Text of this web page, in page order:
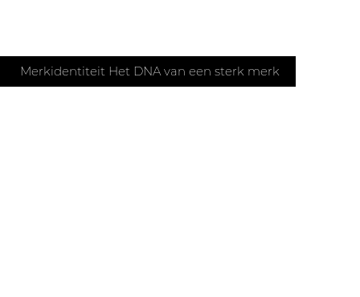
Merkidentiteit Het DNA van een sterk merk